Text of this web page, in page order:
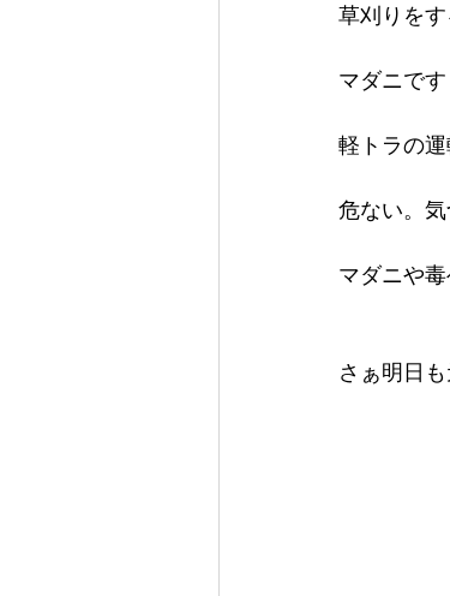
草刈りを
マダニです
軽トラの
危ない。
マダニや
さぁ明日